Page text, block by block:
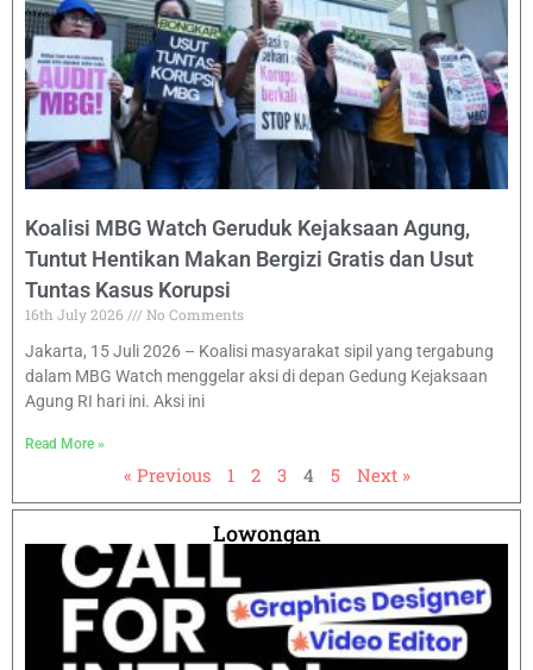
Koalisi MBG Watch Geruduk Kejaksaan Agung,
Tuntut Hentikan Makan Bergizi Gratis dan Usut
Tuntas Kasus Korupsi
16th July 2026
No Comments
Jakarta, 15 Juli 2026 – Koalisi masyarakat sipil yang tergabung
dalam MBG Watch menggelar aksi di depan Gedung Kejaksaan
Agung RI hari ini. Aksi ini
Read More »
« Previous 1 2 3 4 5 Next »
Lowongan